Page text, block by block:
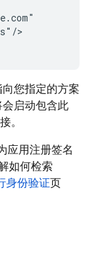
>
您指定的方案
启动包含此
。
应用注册签名
如何检索
身份验证页